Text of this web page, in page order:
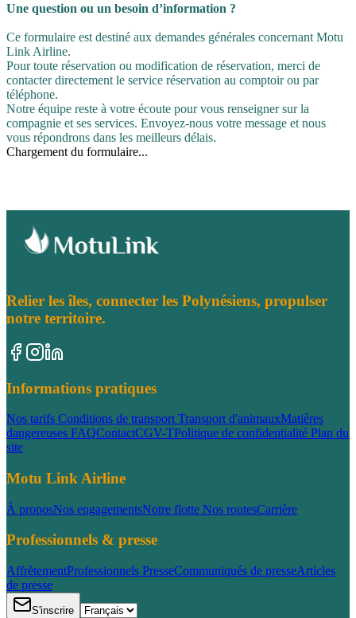
Une question ou un besoin d’information ?
Ce formulaire est destiné aux demandes générales concernant Motu
Link Airline.
Pour toute réservation ou modification de réservation, merci de
contacter directement le service réservation au comptoir ou par
téléphone.
Notre équipe reste à votre écoute pour vous renseigner sur la
compagnie et ses services. Envoyez-nous votre message et nous
vous répondrons dans les meilleurs délais.
Chargement du formulaire...
Relier les îles, connecter les Polynésiens, propulser
notre territoire.
Informations pratiques
Nos tarifs Conditions de transport Transport d'animauxMatières
dangereuses FAQContactCGV-TPolitique de confidentialité Plan du
site
Motu Link Airline
À proposNos engagementsNotre flotte Nos routesCarrière
Professionnels & presse
AffrètementProfessionnels PresseCommuniqués de presseArticles
de presse
S'inscrire